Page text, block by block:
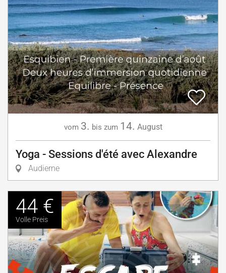
vom 3. bis zum 14. August
Yoga - Sessions d'été avec Alexandre
Audierne
44 €
Volle Preis